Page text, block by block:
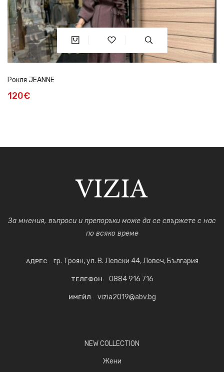
Рокля JEANNE
120€
За мнения, въпроси и препоръки може да се свържете с нас
по всяко време
АДРЕС: гр. Троян, ул. В. Левски 44, Ловеч, България
ТЕЛЕФОН: 0884 916 716
ИМЕЙЛ: vizia2019@abv.bg
NEW COLLECTION
Жени